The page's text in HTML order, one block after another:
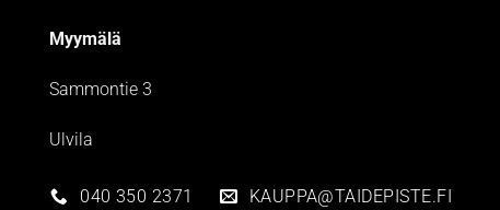
Myymälä
Sammontie 3
Ulvila
040 350 2371 KAUPPA@TAIDEPISTE.FI